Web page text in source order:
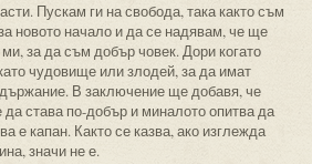
Пускам ги на свобода, така както съм
новото начало и да се надявам, че ще
за да съм добър човек. Дори когато
чудовище или злодей, за да имат
В заключение ще добавя, че
да става по-добър и миналото опитва да
е капан. Както се казва, ако изглежда
значи не е.